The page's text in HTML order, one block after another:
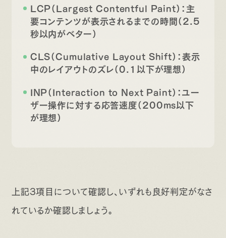
LCP（Largest Contentful Paint）：主
要コンテンツが表示されるまでの時間（2.5
秒以内がベター）
CLS（Cumulative Layout Shift）：表示
中のレイアウトのズレ（0.1以下が理想）
INP（Interaction to Next Paint）：ユー
ザー操作に対する応答速度（200ms以下
が理想）
上記3項目について確認し、いずれも良好判定がなさ
れているか確認しましょう。